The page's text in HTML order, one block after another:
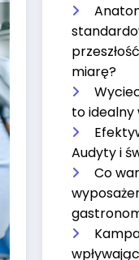
miarę?
to idealny
Audyty i
Co